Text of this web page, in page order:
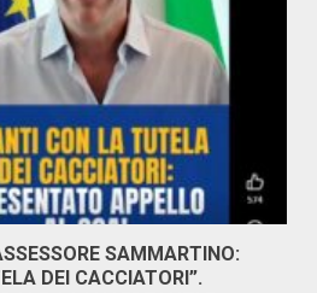
SAMMARTINO:
DEI CACCIATORI”.